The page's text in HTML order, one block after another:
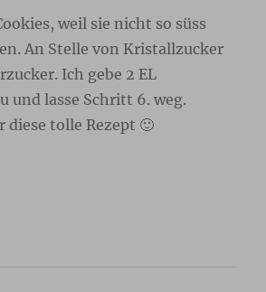
weil sie nicht so süss
An Stelle von Kristallzucker
Ich gebe 2 EL
und lasse Schritt 6. weg.
diese tolle Rezept 🙂